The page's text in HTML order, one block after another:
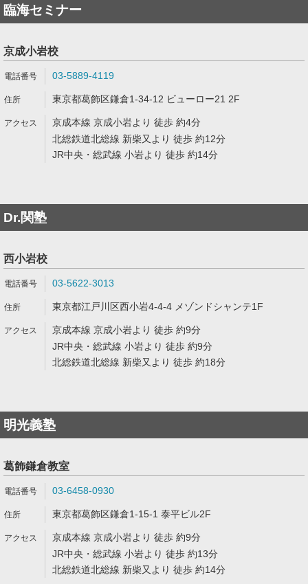
臨海セミナー
京成小岩校
03-5889-4119
東京都葛飾区鎌倉1-34-12 ビューロー21 2F
京成本線 京成小岩より 徒歩 約4分
北総鉄道北総線 新柴又より 徒歩 約12分
JR中央・総武線 小岩より 徒歩 約14分
Dr.関塾
西小岩校
03-5622-3013
東京都江戸川区西小岩4-4-4 メゾンドシャンテ1F
京成本線 京成小岩より 徒歩 約9分
JR中央・総武線 小岩より 徒歩 約9分
北総鉄道北総線 新柴又より 徒歩 約18分
明光義塾
葛飾鎌倉教室
03-6458-0930
東京都葛飾区鎌倉1-15-1 泰平ビル2F
京成本線 京成小岩より 徒歩 約9分
JR中央・総武線 小岩より 徒歩 約13分
北総鉄道北総線 新柴又より 徒歩 約14分